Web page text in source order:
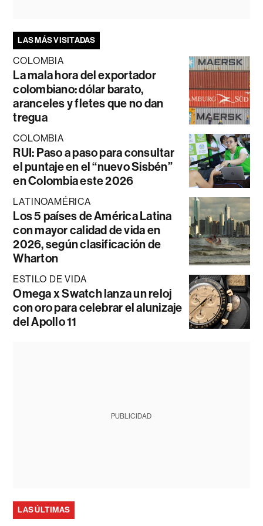
LAS MÁS VISITADAS
COLOMBIA
La mala hora del exportador
colombiano: dólar barato,
aranceles y fletes que no dan
tregua
COLOMBIA
RUI: Paso a paso para consultar
el puntaje en el “nuevo Sisbén”
en Colombia este 2026
LATINOAMÉRICA
Los 5 países de América Latina
con mayor calidad de vida en
2026, según clasificación de
Wharton
ESTILO DE VIDA
Omega x Swatch lanza un reloj
con oro para celebrar el alunizaje
del Apollo 11
PUBLICIDAD
LAS ÚLTIMAS